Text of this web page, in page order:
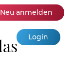
Neu anmelden
Login